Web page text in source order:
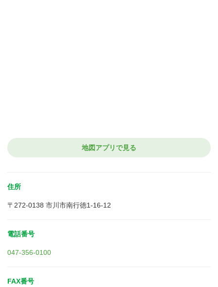
地図アプリで見る
住所
〒272-0138 市川市南行徳1-16-12
電話番号
047-356-0100
FAX番号